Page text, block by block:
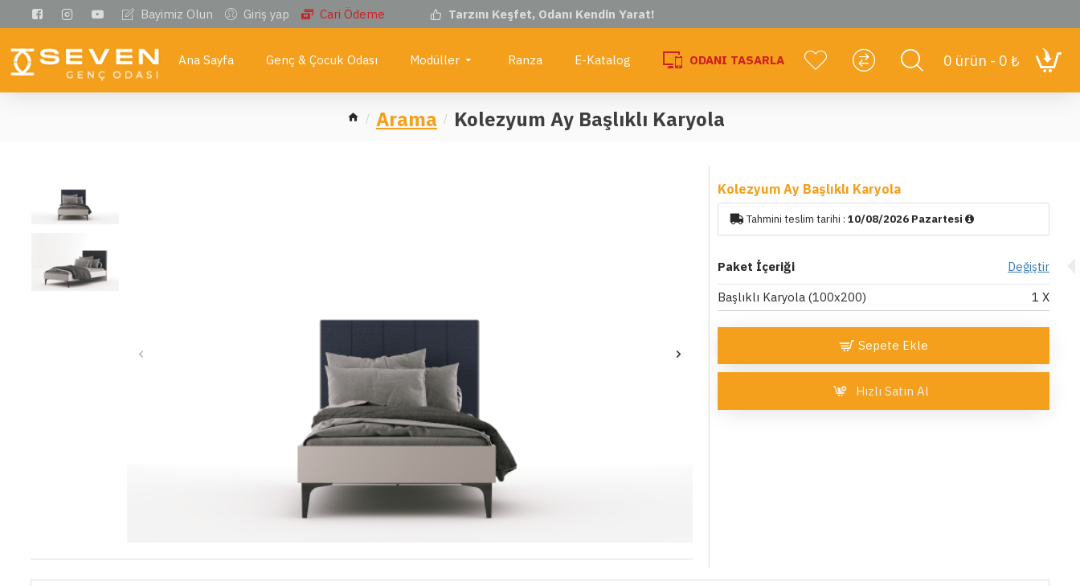
Bayimiz Olun Giriş yap Cari Ödeme Tarzını Keşfet, Odanı Kendin Yarat!
Ana Sayfa Genç & Çocuk Odası Modüller Ranza E-Katalog ODANI TASARLA 0 ürün - 0 ₺
Arama Kolezyum Ay Başlıklı Karyola
Kolezyum Ay Başlıklı Karyola
Tahmini teslim tarihi :10/08/2026 Pazartesi
Paket İçeriği
Değiştir
Başlıklı Karyola (100x200)
1 X
Sepete Ekle
Hızlı Satın Al